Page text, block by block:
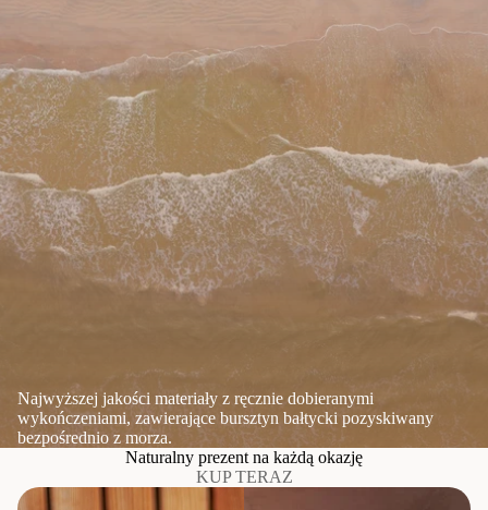
Najwyższej jakości materiały z ręcznie dobieranymi
wykończeniami, zawierające bursztyn bałtycki pozyskiwany
bezpośrednio z morza.
Naturalny prezent na każdą okazję
KUP TERAZ